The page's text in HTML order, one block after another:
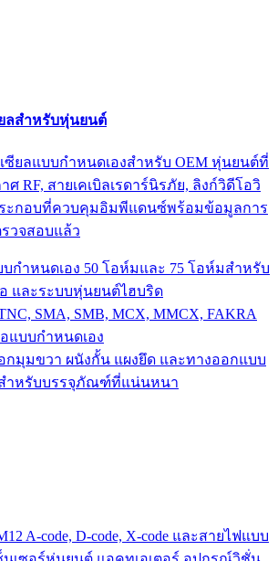
ลสำหรับหุ่นยนต์
ซียลแบบกำหนดเองสำหรับ OEM หุ่นยนต์ที่
ศ RF, สายเคเบิลเรดาร์นิรภัย, ลิงก์วิดีโอวิ
ะกอบที่ควบคุมอิมพีแดนซ์พร้อมข้อมูลการ
วจสอบแล้ว
กำหนดเอง 50 โอห์มและ 75 โอห์มสำหรับ
และระบบหุ่นยนต์ไฮบริด
SMA, SMB, MCX, MMCX, FAKRA
แบบกำหนดเอง
กมุมขวา ผนังกั้น แผงยึด และทางออกแบบ
สำหรับบรรจุภัณฑ์ที่แน่นหนา
A-code, D-code, X-code และสายไฟแบบ